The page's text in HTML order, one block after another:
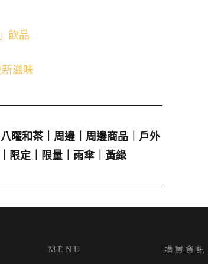
飲品
滋味
八曜和茶｜ 周邊｜ 周邊商品
戶外
限定｜ 限量 雨傘｜ 黃綠
購買資訊
MENU